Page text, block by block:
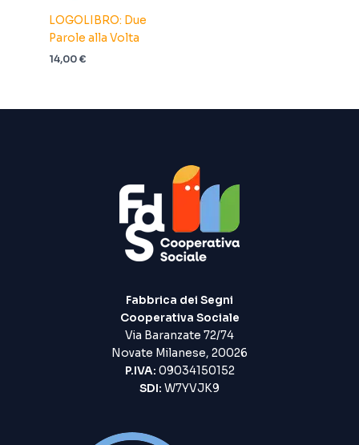
LOGOLIBRO: Due
Parole alla Volta
14,00€
Fabbrica dei Segni
Cooperativa Sociale
Via Baranzate 72/74
Novate Milanese, 20026
P.IVA: 09034150152
SDI: W7YVJK9